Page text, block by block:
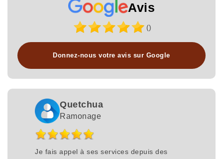
Avis
()
Donnez-nous votre avis sur Google
Quetchua
Ramonage
Je fais appel à ses services depuis des